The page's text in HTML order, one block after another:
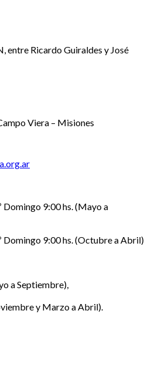
entre Ricardo Guiraldes y José
Viera – Misiones
Domingo 9:00 hs. (Mayo a
Domingo 9:00 hs. (Octubre a Abril)
a Septiembre),
y Marzo a Abril).